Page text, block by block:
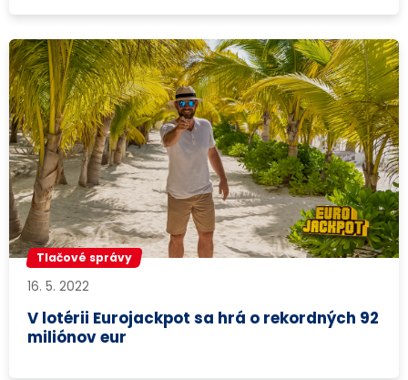
Tlačové správy
16. 5. 2022
V lotérii Eurojackpot sa hrá o rekordných 92
miliónov eur